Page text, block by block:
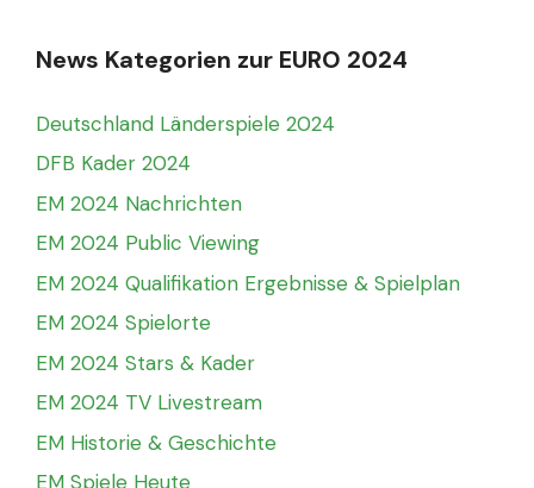
News Kategorien zur EURO 2024
Deutschland Länderspiele 2024
DFB Kader 2024
EM 2024 Nachrichten
EM 2024 Public Viewing
EM 2024 Qualifikation Ergebnisse & Spielplan
EM 2024 Spielorte
EM 2024 Stars & Kader
EM 2024 TV Livestream
EM Historie & Geschichte
EM Spiele Heute